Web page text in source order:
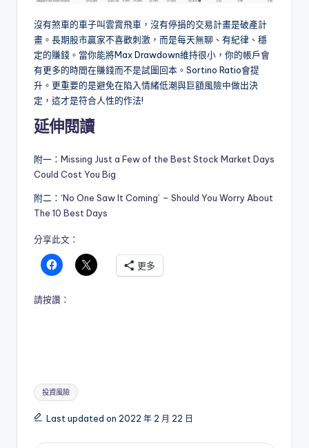
沒有煞車的車子叫雲霄飛車，沒有停損的交易計畫是破產計
畫。長期股市贏家不喜歡刺激，而是每天無聊、有紀律、穩
定的賺錢。當你能將Max Drawdown維持很小，你的帳戶會
有更多的時間在賺錢而不是試圖回本。Sortino Ratio會提
升。更重要的是避免在陷入情緒低潮與巨額風險中做出決
定，這才是符合人性的作法!
延伸閱讀
附一： Missing Just a Few of the Best Stock Market Days
Could Cost You Big
附二： ‘No One Saw It Coming’ – Should You Worry About
The 10 Best Days
分享此文：
更多
請按讚：
Tags:
投資風險
Last updated on 2022 年 2 月 22 日